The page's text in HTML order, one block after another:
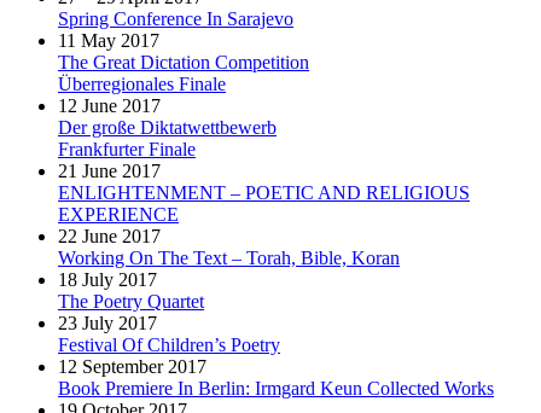
Spring Conference In Sarajevo
11 May 2017
The Great Dictation Competition
Überregionales Finale
12 June 2017
Der große Diktatwettbewerb
Frankfurter Finale
21 June 2017
ENLIGHTENMENT – POETIC AND RELIGIOUS
EXPERIENCE
22 June 2017
Working On The Text – Torah, Bible, Koran
18 July 2017
The Poetry Quartet
23 July 2017
Festival Of Children’s Poetry
12 September 2017
Book Premiere In Berlin: Irmgard Keun Collected Works